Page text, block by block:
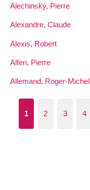
Alechinsky, Pierre
Alexandre, Claude
Alexis, Robert
Alferi, Pierre
Allemand, Roger-Michel
1 2 3 4